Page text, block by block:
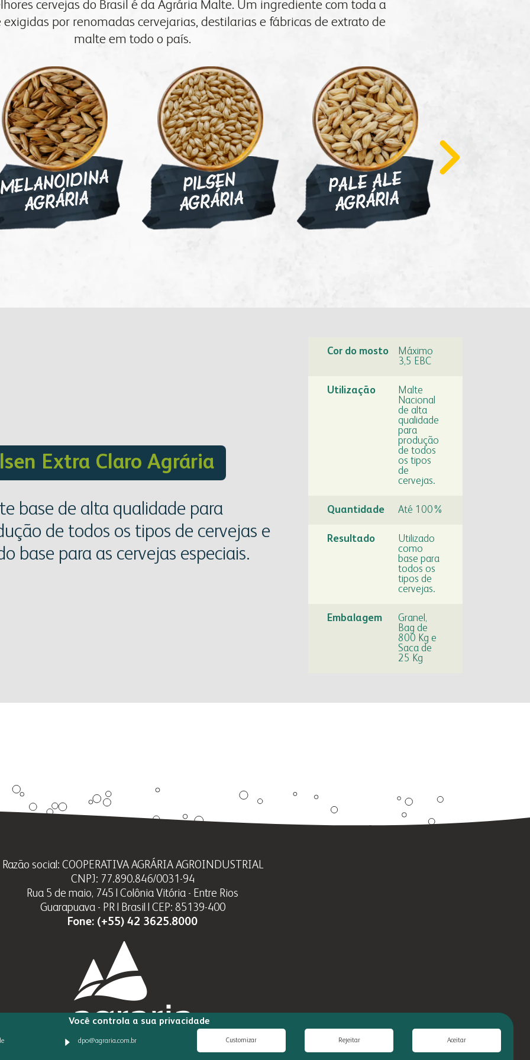
voltar para inicial
vídeos
contatos comerciais
onde encontrar
cervejas do Brasil é da Agrária Malte. Um ingrediente com toda a
por renomadas cervejarias, destilarias e fábricas de extrato de
malte em todo o país.
GRÁRIA
PILSEN
A
GRÁRIA
PALE ALE
A
GRÁRIA
Extra Claro Agrária
base de alta qualidade para
de todos os tipos de cervejas e
base para as cervejas especiais.
Cor do mosto
Máximo
3,5 EBC
Utilização
Malte
Nacional
de alta
qualidade
para
produção
de todos
os tipos
de
cervejas.
Quantidade Até 100%
Resultado
Utilizado
como
base para
todos os
tipos de
cervejas.
Embalagem
Granel,
Bag de
800 Kg e
Saca de
25 Kg
Razão social: COOPERATIVA AGRÁRIA AGROINDUSTRIAL
CNPJ: 77.890.846/0031-94
Rua 5 de maio, 745 | Colônia Vitória - Entre Rios
Guarapuava - PR | Brasil | CEP: 85139-400
Fone: (+55) 42 3625.8000
Você controla a sua privacidade
dpo@agraria.com.br Customizar Rejeitar Aceitar